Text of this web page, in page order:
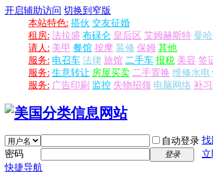
开启辅助访问 切换到窄版
本站特色: 搭伙 交友征婚
租房: 法拉盛 布碌仑 皇后区 艾姆赫斯特 曼
请人: 美甲 餐馆 按摩 装修 保姆 其他
服务: 电召车 法律 旅馆 二手车 报税 美容 签
服务: 生意转让 房屋买卖 二手置换 维修水电
服务: 广告印刷 监控 失物招领 电脑网络 补
自动登录 找
密码
登录
快捷导航